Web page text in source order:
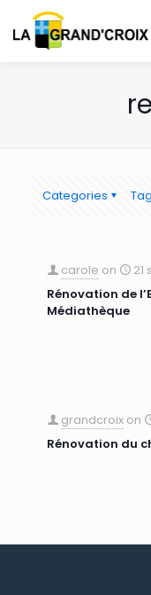
Categories
carole on
21
Rénovation de
Médiathèque
grandcroix on
Rénovation du